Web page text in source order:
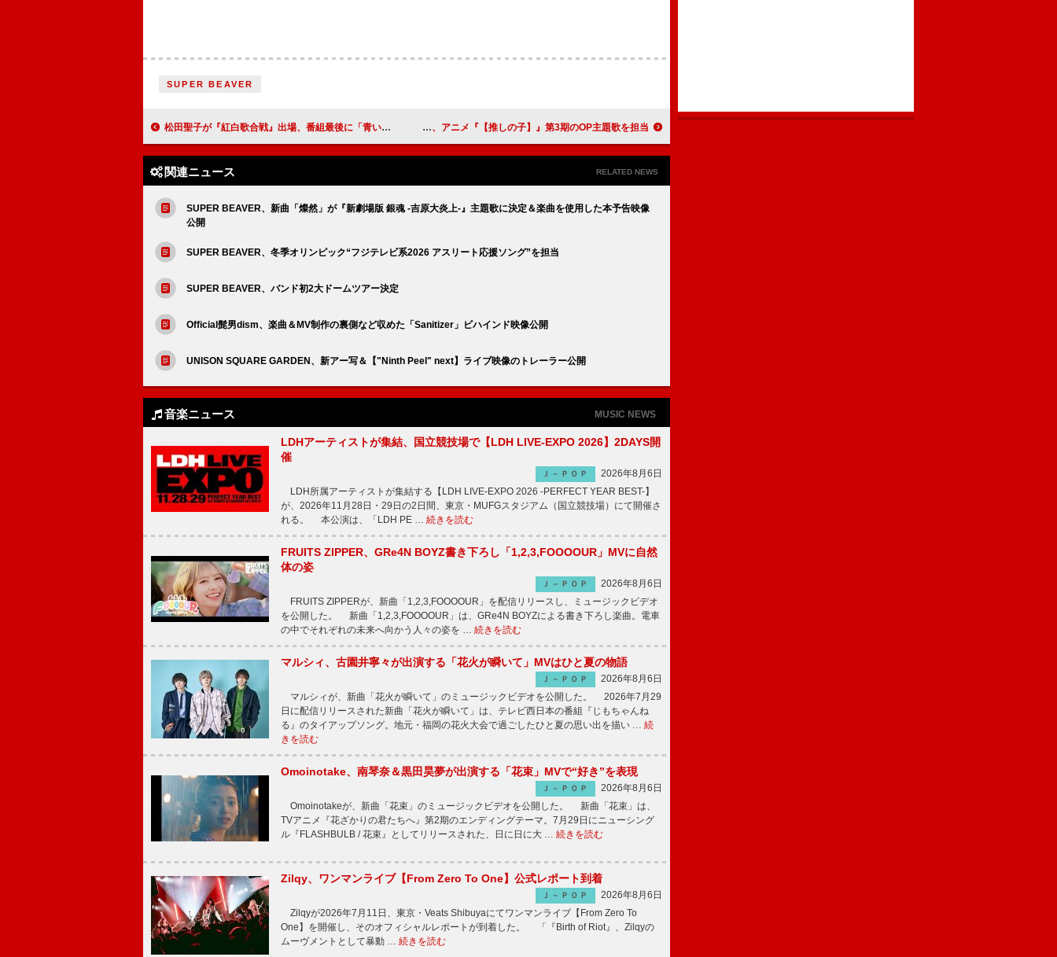
SUPER BEAVER
松田聖子が『紅白歌合戦』出場、番組最後に「青い珊瑚礁」披露へ ちゃんみな、アニメ『【推しの子】』第3期のOP主題歌を担当
関連ニュース RELATED NEWS
SUPER BEAVER、新曲「燦然」が『新劇場版 銀魂 -吉原大炎上-』主題歌に決定＆楽曲を使用した本予告映像
公開
SUPER BEAVER、冬季オリンピック“フジテレビ系2026 アスリート応援ソング”を担当
SUPER BEAVER、バンド初2大ドームツアー決定
Official髭男dism、楽曲＆MV制作の裏側など収めた「Sanitizer」ビハインド映像公開
UNISON SQUARE GARDEN、新アー写＆【"Ninth Peel" next】ライブ映像のトレーラー公開
音楽ニュース MUSIC NEWS
LDHアーティストが集結、国立競技場で【LDH LIVE-EXPO 2026】2DAYS開
催
Ｊ－ＰＯＰ
2026年8月6日
LDH所属アーティストが集結する【LDH LIVE-EXPO 2026 -PERFECT YEAR BEST-】
が、2026年11月28日・29日の2日間、東京・MUFGスタジアム（国立競技場）にて開催さ
れる。 本公演は、「LDH PE … 続きを読む
FRUITS ZIPPER、GRe4N BOYZ書き下ろし「1,2,3,FOOOOUR」MVに自然
体の姿
Ｊ－ＰＯＰ
2026年8月6日
FRUITS ZIPPERが、新曲「1,2,3,FOOOOUR」を配信リリースし、ミュージックビデオ
を公開した。 新曲「1,2,3,FOOOOUR」は、GRe4N BOYZによる書き下ろし楽曲。電車
の中でそれぞれの未来へ向かう人々の姿を … 続きを読む
マルシィ、古園井寧々が出演する「花火が瞬いて」MVはひと夏の物語
Ｊ－ＰＯＰ
2026年8月6日
マルシィが、新曲「花火が瞬いて」のミュージックビデオを公開した。 2026年7月29
日に配信リリースされた新曲「花火が瞬いて」は、テレビ西日本の番組『じもちゃんね
る』のタイアップソング。地元・福岡の花火大会で過ごしたひと夏の思い出を描い … 続
きを読む
Omoinotake、南琴奈＆黒田昊夢が出演する「花束」MVで“好き”を表現
Ｊ－ＰＯＰ
2026年8月6日
Omoinotakeが、新曲「花束」のミュージックビデオを公開した。 新曲「花束」は、
TVアニメ『花ざかりの君たちへ』第2期のエンディングテーマ。7月29日にニューシング
ル『FLASHBULB / 花束』としてリリースされた、日に日に大 … 続きを読む
Zilqy、ワンマンライブ【From Zero To One】公式レポート到着
Ｊ－ＰＯＰ
2026年8月6日
Zilqyが2026年7月11日、東京・Veats Shibuyaにてワンマンライブ【From Zero To
One】を開催し、そのオフィシャルレポートが到着した。 「『Birth of Riot』、Zilqyの
ムーヴメントとして暴動 … 続きを読む